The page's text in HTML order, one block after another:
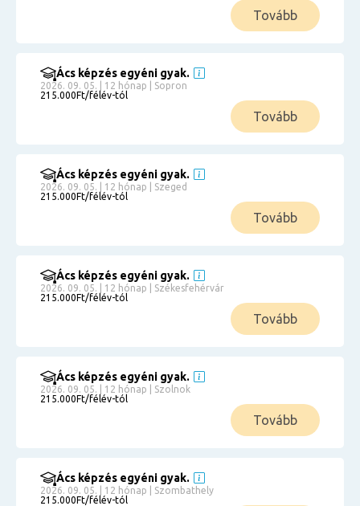
Tovább
Ács képzés egyéni gyak.
2026. 09. 05. | 12 hónap | Sopron
215.000Ft/félév-tól
Tovább
Ács képzés egyéni gyak.
2026. 09. 05. | 12 hónap | Szeged
215.000Ft/félév-tól
Tovább
Ács képzés egyéni gyak.
2026. 09. 05. | 12 hónap | Székesfehérvár
215.000Ft/félév-tól
Tovább
Ács képzés egyéni gyak.
2026. 09. 05. | 12 hónap | Szolnok
215.000Ft/félév-tól
Tovább
Ács képzés egyéni gyak.
2026. 09. 05. | 12 hónap | Szombathely
215.000Ft/félév-tól